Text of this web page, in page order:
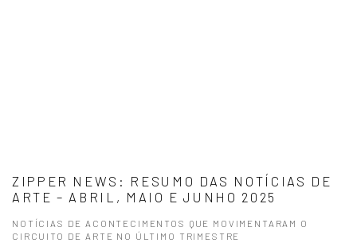
ZIPPER NEWS: RESUMO DAS NOTÍCIAS DE
ARTE – ABRIL, MAIO E JUNHO 2025
NOTÍCIAS DE ACONTECIMENTOS QUE MOVIMENTARAM O
CIRCUITO DE ARTE NO ÚLTIMO TRIMESTRE